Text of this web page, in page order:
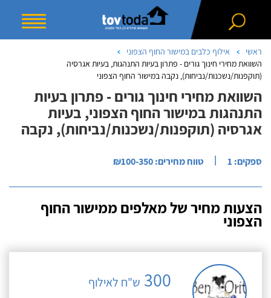
ראשי
אילוף כלבים במישור החוף הצפוני
השוואת מחירי חינוך גורים - פתרון בעיות התנהגות, בעיות אגרסיה
(תוקפנות/נשכנות/נביחות), נקבה במישור החוף הצפוני
השוואת מחירי חינוך גורים - פתרון בעיות
התנהגות במישור החוף הצפוני, בעיות
אגרסיה (תוקפנות/נשכנות/נביחות), נקבה
ספקים: 1 | טווח מחירים: ₪100-350
הצעות מחיר של מאלפים ממישור החוף
הצפוני
300 ש"ח לאילוף